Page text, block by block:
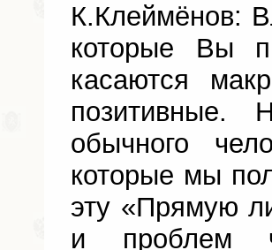
К.Клеймёнов:
которые Вы
касаются
позитивные.
обычного
которые мы
эту «Прямую
и проблем